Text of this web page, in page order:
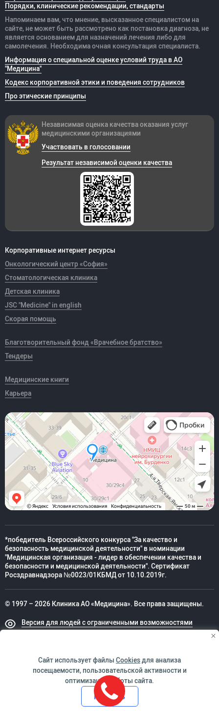
Порядки, клинические рекомендации, стандарты
Напоминаем вам, что мнение, высказанное специалистом на
сайте, не может быть рассмотрено как постановка диагноза, не
является основанием для назначений лечения либо для
самолечения. Необходима очная консультация специалиста.
Информация о специальной оценке условий труда в АО
"Медицина"
Кодекс корпоративной этики и поведения сотрудников
Про этические принципы
Корпоративные интернет ресурсы
Онкологический центр «София»
Стоматологическая клиника
Детская клиника
JSC "Medicine" in english
Скорая помощь
Благотворительный фонд «Врачебное братство»
Тендеры
Медицинские книги
Карьера
Независимая оценка качества оказания услуг
медицинскими организациями
Участвовать в голосовании
Результат независимой оценки качества
*победитель Всероссийского конкурса "За качество и
безопасность медицинской деятельности" в номинации
"Медицинская организация - лидер в обеспечении качества и
безопасности и медицинской деятельности". Сертификат
Росздравнадзора №0023/01КБМД от 10.10.2019г.
© 1997 – 2026 Клиника АО «Медицина». Все права защищены.
Версия для людей с ограниченными возможностями
ИМЕЮТСЯ ПРОТИВОПОКАЗАНИЯ. НЕОБХОДИМО
ПРОКОНСУЛЬТИРОВАТЬСЯ СО СПЕЦИАЛИСТОМ
Сайт использует файлы Cookiesдля анализа
посещаемости, пользовательской активности и
оптимизации работы сайта.
Принять